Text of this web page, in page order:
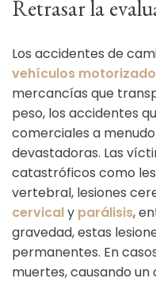
Retrasar la
Los accidentes de
vehículos
mercancías que
peso, los accidentes
comerciales a
devastadoras. Las
catastróficos como
vertebral, lesiones
cervicaly parálisis,
gravedad, estas
permanentes. En
muertes, causando